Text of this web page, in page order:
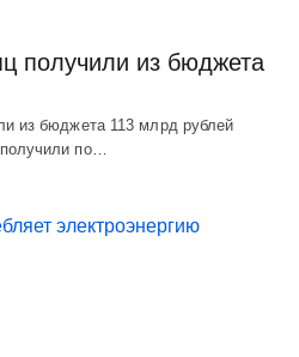
получили из бюджета
из бюджета 113 млрд рублей
по…